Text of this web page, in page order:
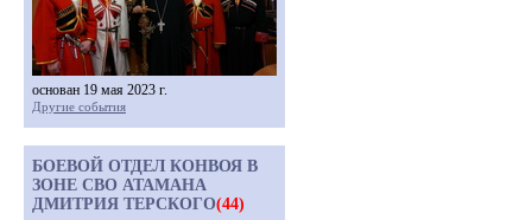
основан 19 мая 2023 г.
Другие события
БОЕВОЙ ОТДЕЛ КОНВОЯ В
ЗОНЕ СВО АТАМАНА
ДМИТРИЯ ТЕРСКОГО(44)